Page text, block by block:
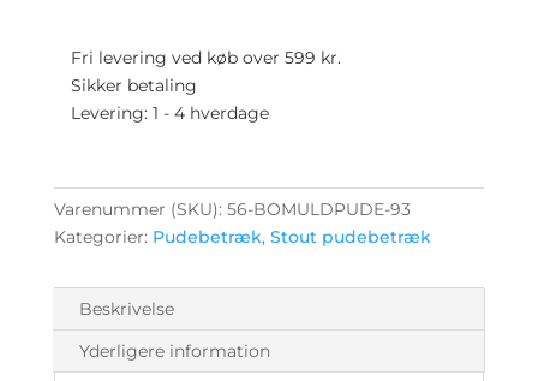
Flere
størrelser
antal
Fri levering ved køb over 599 kr.
Sikker betaling
Levering: 1 - 4 hverdage
Varenummer (SKU): 56-BOMULDPUDE-93
Kategorier: Pudebetræk, Stout pudebetræk
Beskrivelse
Yderligere information